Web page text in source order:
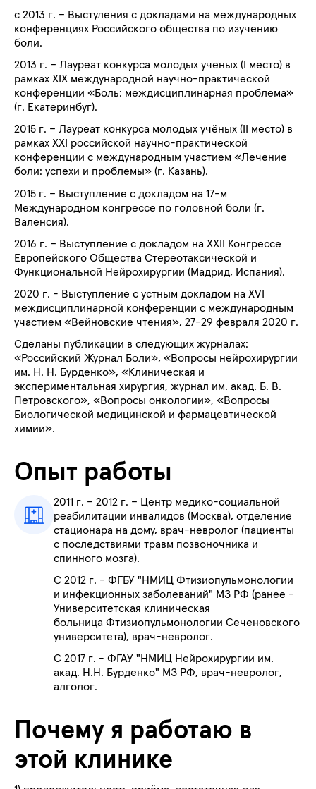
с 2013 г. – Выстуления с докладами на международных
конференциях Российского общества по изучению
боли.
2013 г. – Лауреат конкурса молодых ученых (I место) в
рамках XIX международной научно-практической
конференции «Боль: междисциплинарная проблема»
(г. Екатеринбуг).
2015 г. – Лауреат конкурса молодых учёных (II место) в
рамках XXI российской научно-практической
конференции с международным участием «Лечение
боли: успехи и проблемы» (г. Казань).
2015 г. – Выступление с докладом на 17-м
Международном конгрессе по головной боли (г.
Валенсия).
2016 г. – Выступление с докладом на XXII Конгрессе
Европейского Общества Стереотаксической и
Функциональной Нейрохирургии (Мадрид, Испания).
2020 г. - Выступление с устным докладом на XVI
междисциплинарной конференции с международным
участием «Вейновские чтения», 27-29 февраля 2020 г.
Сделаны публикации в следующих журналах:
«Российский Журнал Боли», «Вопросы нейрохирургии
им. Н. Н. Бурденко», «Клиническая и
экспериментальная хирургия, журнал им. акад. Б. В.
Петровского», «Вопросы онкологии», «Вопросы
Биологической медицинской и фармацевтической
химии».
Опыт работы
2011 г. – 2012 г. – Центр медико-социальной
реабилитации инвалидов (Москва), отделение
стационара на дому, врач-невролог (пациенты
с последствиями травм позвоночника и
спинного мозга).
С 2012 г. - ФГБУ "НМИЦ Фтизиопульмонологии
и инфекционных заболеваний" МЗ РФ (ранее -
Университетская клиническая
больница Фтизиопульмонологии Сеченовского
университета), врач-невролог.
С 2017 г. - ФГАУ "НМИЦ Нейрохирургии им.
акад. Н.Н. Бурденко" МЗ РФ, врач-невролог,
алголог.
Почему я работаю в
этой клинике